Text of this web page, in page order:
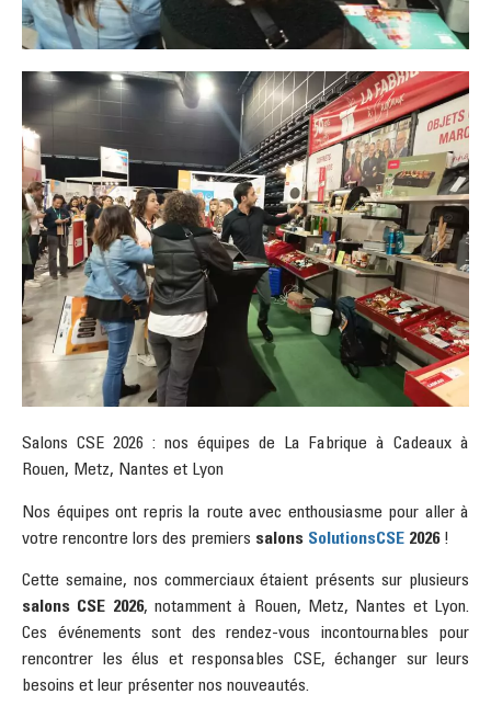
Salons CSE 2026 : nos équipes de La Fabrique à Cadeaux à
Rouen, Metz, Nantes et Lyon
Nos équipes ont repris la route avec enthousiasme pour aller à
votre rencontre lors des premiers salons SolutionsCSE 2026!
Cette semaine, nos commerciaux étaient présents sur plusieurs
salons CSE 2026, notamment à Rouen, Metz, Nantes et Lyon.
Ces événements sont des rendez-vous incontournables pour
rencontrer les élus et responsables CSE, échanger sur leurs
besoins et leur présenter nos nouveautés.